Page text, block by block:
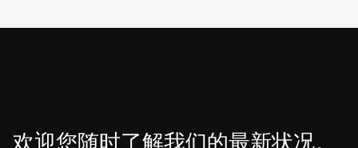
欢迎您随时了解我们的最新状况。